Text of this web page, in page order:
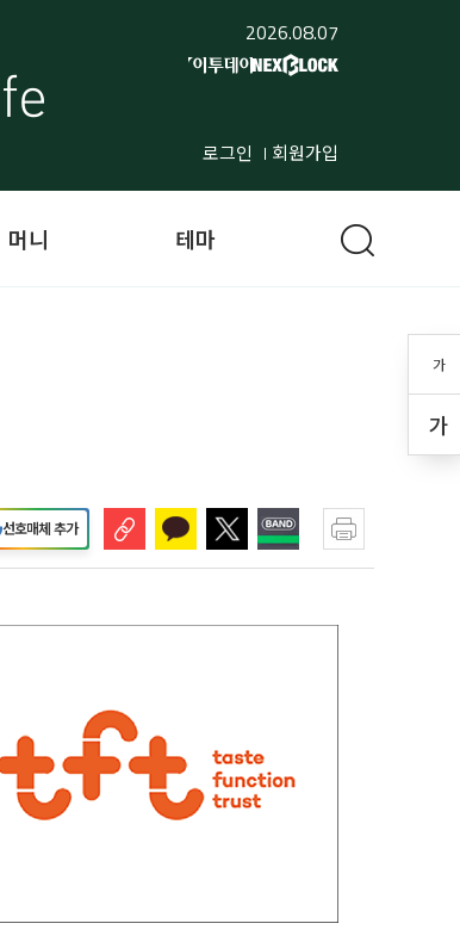
2026.08.07
로그인 회원가입
가
가
머니 테마
선호매체 추가